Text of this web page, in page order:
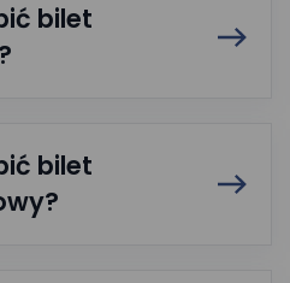
bilet
bilet